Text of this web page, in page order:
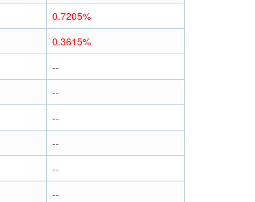
0.7205%
0.3615%
--
--
--
--
--
--